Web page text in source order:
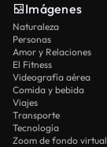
Imágenes
Naturaleza
Personas
Amor y Relaciones
El Fitness
Videografía aérea
Comida y bebida
Viajes
Transporte
Tecnología
Zoom de fondo virtual